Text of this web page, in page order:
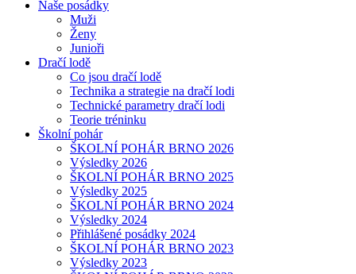
Naše posádky
Muži
Ženy
Junioři
Dračí lodě
Co jsou dračí lodě
Technika a strategie na dračí lodi
Technické parametry dračí lodi
Teorie tréninku
Školní pohár
ŠKOLNÍ POHÁR BRNO 2026
Výsledky 2026
ŠKOLNÍ POHÁR BRNO 2025
Výsledky 2025
ŠKOLNÍ POHÁR BRNO 2024
Výsledky 2024
Přihlášené posádky 2024
ŠKOLNÍ POHÁR BRNO 2023
Výsledky 2023